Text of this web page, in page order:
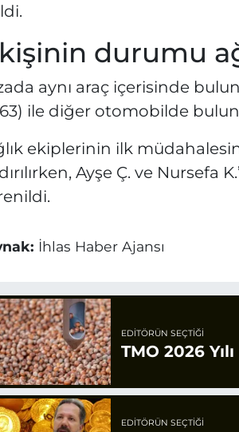
durumu
aynı araç içerisinde
ile diğer otomobilde
ekiplerinin ilk
Ayşe Ç. ve Nursefa
İhlas Haber Ajansı
EDITÖRÜN SEÇTIĞI
TMO 2026
EDITÖRÜN SEÇTIĞI